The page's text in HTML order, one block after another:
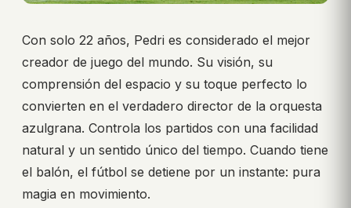
Con solo 22 años, Pedri es considerado el mejor
creador de juego del mundo. Su visión, su
comprensión del espacio y su toque perfecto lo
convierten en el verdadero director de la orquesta
azulgrana. Controla los partidos con una facilidad
natural y un sentido único del tiempo. Cuando tiene
el balón, el fútbol se detiene por un instante: pura
magia en movimiento.